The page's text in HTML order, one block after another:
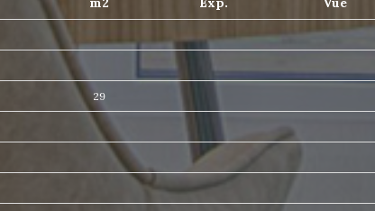
29